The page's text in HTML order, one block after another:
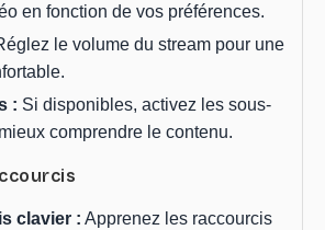
en fonction de vos préférences.
le volume du stream pour une
: Si disponibles, activez les sous-
comprendre le contenu.
clavier : Apprenez les raccourcis